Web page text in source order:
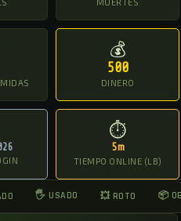
💰
500
DINERO
⏱
5m
TIEMPO ONLINE (LB)
🖐 USADO 💥 ROTO 📦